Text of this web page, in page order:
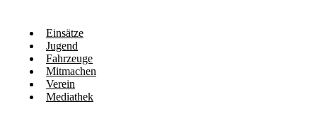
Einsätze
Jugend
Fahrzeuge
Mitmachen
Verein
Mediathek